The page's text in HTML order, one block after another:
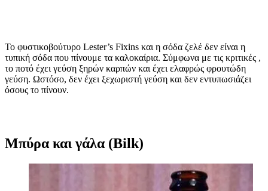
Το φυστικοβούτυρο Lester’s Fixins και η σόδα ζελέ δεν είναι η
τυπική σόδα που πίνουμε τα καλοκαίρια. Σύμφωνα με τις κριτικές ,
το ποτό έχει γεύση ξηρών καρπών και έχει ελαφρώς φρουτώδη
γεύση. Ωστόσο, δεν έχει ξεχωριστή γεύση και δεν εντυπωσιάζει
όσους το πίνουν.
Μπύρα και γάλα (Bilk)